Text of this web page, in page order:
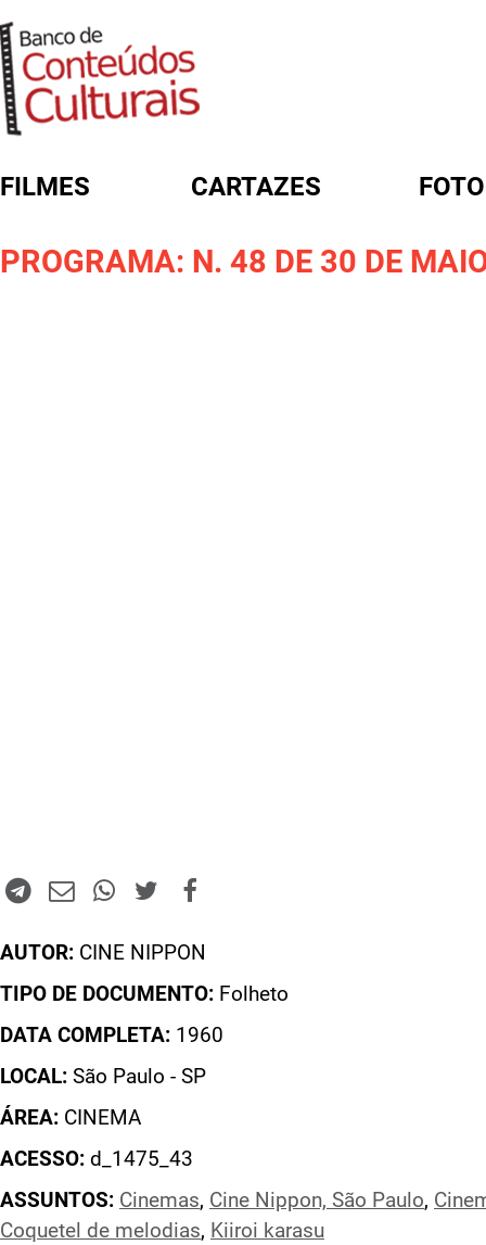
FILMES CARTAZES
PROGRAMA: N. 48 DE 30 DE
AUTOR: CINE NIPPON
TIPO DE DOCUMENTO: Folheto
DATA COMPLETA: 1960
LOCAL: São Paulo - SP
ÁREA: CINEMA
ACESSO: d_1475_43
ASSUNTOS: Cinemas, Cine Nippon, São Paulo,
Coquetel de melodias, Kiiroi karasu
FORMULÁRIO DE BUSCA